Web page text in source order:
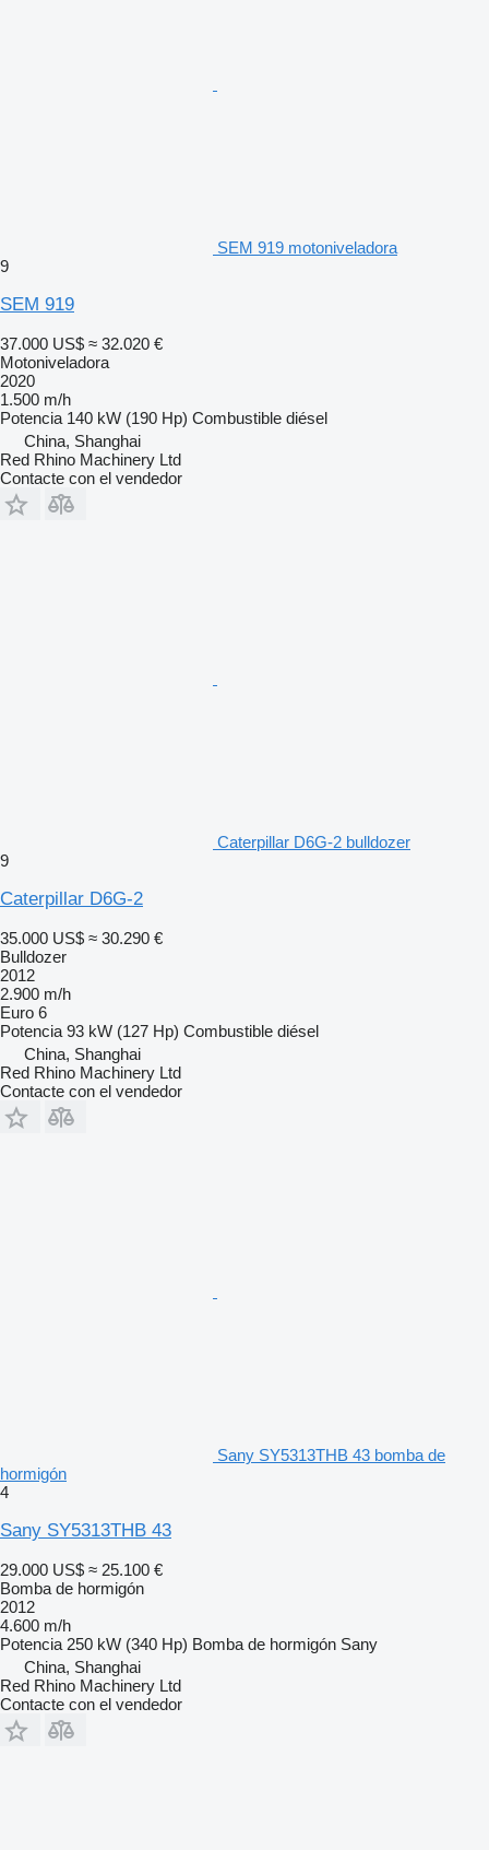
SEM 919 motoniveladora
9
SEM 919
37.000 US$ ≈ 32.020 €
Motoniveladora
2020
1.500 m/h
Potencia 140 kW (190 Hp) Combustible diésel
China, Shanghai
Red Rhino Machinery Ltd
Contacte con el vendedor
Caterpillar D6G-2 bulldozer
9
Caterpillar D6G-2
35.000 US$ ≈ 30.290 €
Bulldozer
2012
2.900 m/h
Euro 6
Potencia 93 kW (127 Hp) Combustible diésel
China, Shanghai
Red Rhino Machinery Ltd
Contacte con el vendedor
Sany SY5313THB 43 bomba de
hormigón
4
Sany SY5313THB 43
29.000 US$ ≈ 25.100 €
Bomba de hormigón
2012
4.600 m/h
Potencia 250 kW (340 Hp) Bomba de hormigón Sany
China, Shanghai
Red Rhino Machinery Ltd
Contacte con el vendedor